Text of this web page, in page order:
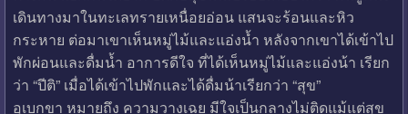
เดินทางมาในทะเลทรายเหนื่อยอ่อน แสนจะร้อนและหิว
กระหาย ต่อมาเขาเห็นหมู่ไม้และแอ่งน้ำ หลังจากเขาได้เข้าไป
พักผ่อนและดื่มน้ำ อาการดีใจ ที่ได้เห็นหมู่ไม้และแอ่งน้า เรียก
ว่า “ปีติ” เมื่อได้เข้าไปพักและได้ดื่มน้าเรียกว่า “สุข”
อุเบกขา หมายถึง ความวางเฉย มีใจเป็นกลางไม่ติดแม้แต่สุข